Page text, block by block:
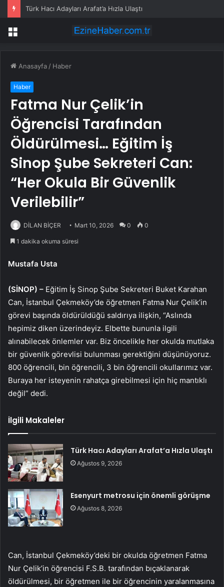
Türk Hacı Adayları Arafat’a Hızla Ulaştı
Menü
Anasayfa / Haber
Haber
Fatma Nur Çelik’in
Öğrencisi Tarafından
Öldürülmesi… Eğitim İş
Sinop Şube Sekreteri Can:
“Her Okula Bir Güvenlik
Verilebilir”
DİLAN BİÇER Mart 10, 2026 0 0
1 dakika okuma süresi
Mustafa Usta
(SİNOP) – Eğitim İş Sinop Şube Sekreteri Buket Karahan
Can, İstanbul Çekmeköy’de öğretmen Fatma Nur Çelik’in
görevi başında öldürüldüğü saldırıya ilişkin, “Aslında
hepimiz diken üzerindeyiz. Elbette bununla ilgili
alınabilecek önlemler var. Biz öncelikle her okulda mutlaka
bir güvenlik görevlisi bulunması gerektiğini düşünüyoruz.
800 öğrencili, bin öğrencili, 3 bin öğrencili okullarımız var.
Buraya her isteyenin rahatça girebilmesi için hiç mantıklı
değil” dedi.
İlgili Makaleler
Türk Hacı Adayları Arafat’a Hızla Ulaştı
Ağustos 9, 2026
Esenyurt metrosu için önemli görüşme
Ağustos 8, 2026
Can, İstanbul Çekmeköy’deki bir okulda öğretmen Fatma
Nur Çelik’in öğrencisi F.S.B. tarafından bıçaklanarak
öldürülmesi, bir öğretmen ile bir öğrencinin yaralanmasına